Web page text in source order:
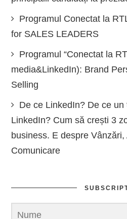
Programul Conectat la
for SALES LEADERS
Programul “Conectat la
media&LinkedIn): Brand
Selling
De ce LinkedIn? De ce
LinkedIn? Cum să crești 3
business. E despre Vânzări,
Comunicare